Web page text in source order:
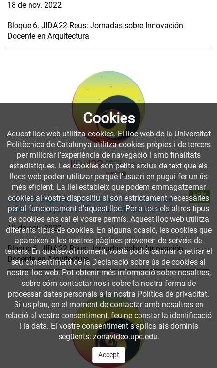
18 de nov. 2022
Bloque 6. JIDA'22-Reus: Jornadas sobre Innovación
Docente en Arquitectura
JIDA'22: Experiencia docente conectada en
taller de proyectos: "Pensar con las manos"
Accés
obert
18 de nov. 2022
Bloque 6. JIDA'22-Reus: Jornadas sobre Innovación
Docente en Arquitectura
Cookies
Aquest lloc web utilitza cookies. El lloc web de la Universitat
Politècnica de Catalunya utilitza cookies pròpies i de tercers
per millorar l’experiència de navegació i amb finalitats
estadístiques. Les cookies són petits arxius de text que els
llocs web poden utilitzar perquè l’usuari en pugui fer un ús
més eficient. La llei estableix que podem emmagatzemar
cookies al vostre dispositiu si són estrictament necessàries
per al funcionament d'aquest lloc. Per a tots els altres tipus
de cookies ens cal el vostre permís. Aquest lloc web utilitza
diferents tipus de cookies. En alguna ocasió, les cookies que
apareixen a les nostres pàgines provenen de serveis de
tercers. En qualsevol moment, vostè podrà canviar o retirar el
seu consentiment de la Declaració sobre ús de cookies al
nostre lloc web. Pot obtenir més informació sobre nosaltres,
sobre cóm contactar-nos i sobre la nostra forma de
processar dates personals a la nostra Política de privacitat.
Si us plau, en el moment de contactar amb nosaltres en
relació al vostre consentiment, feu-ne constar la identificació
i la data. El vostre consentiment s'aplica als dominis
següents: zonavideo.upc.edu.
Accept